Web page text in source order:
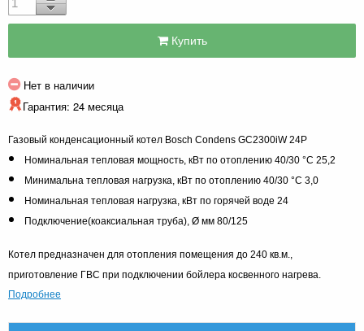
Купить
Нет в наличии
Гарантия: 24 месяца
Газовый конденсационный котел Bosch Condens GC2300iW 24P
Номинальная тепловая мощность, кВт по отоплению 40/30 °C 25,2
Минимальна тепловая нагрузка, кВт по отоплению 40/30 °C 3,0
Номинальная тепловая нагрузка, кВт по горячей воде 24
Подключение(коаксиальная труба), Ø мм 80/125
Котел предназначен для отопления помещения до 240 кв.м.,
приготовление ГВС при подключении бойлера косвенного нагрева.
Подробнее